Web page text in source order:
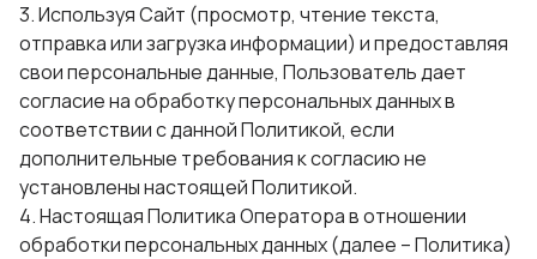
3. Используя Cайт (просмотр, чтение текста,
отправка или загрузка информации) и предоставляя
свои персональные данные, Пользователь дает
согласие на обработку персональных данных в
соответствии с данной Политикой, если
дополнительные требования к согласию не
установлены настоящей Политикой.
4. Настоящая Политика Оператора в отношении
обработки персональных данных (далее – Политика)